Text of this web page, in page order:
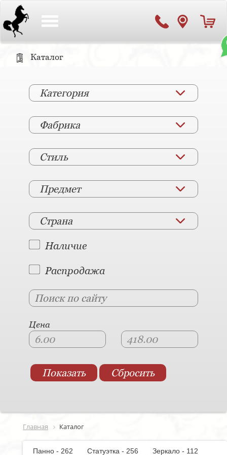
Каталог
Категория
Фабрика
Стиль
Предмет
Страна
Наличие
Распродажа
Цена
Главная Каталог
Панно - 262 Статуэтка - 256
Зеркало - 112